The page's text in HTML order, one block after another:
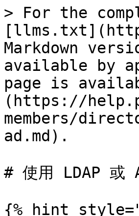
> For the
Markdown
available by
page is
(https://
members/
ad.md).
# 使用 LDAP 或
{% hint